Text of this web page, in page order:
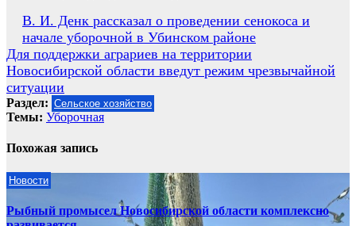
Навигация
по
записям
В. И. Денк рассказал о проведении сенокоса и
начале уборочной в Убинском районе
Для поддержки аграриев на территории
Новосибирской области введут режим чрезвычайной
ситуации
Раздел: Сельское хозяйство
Темы: Уборочная
Похожая запись
Новости
Рыбный промысел Новосибирской области комплексно